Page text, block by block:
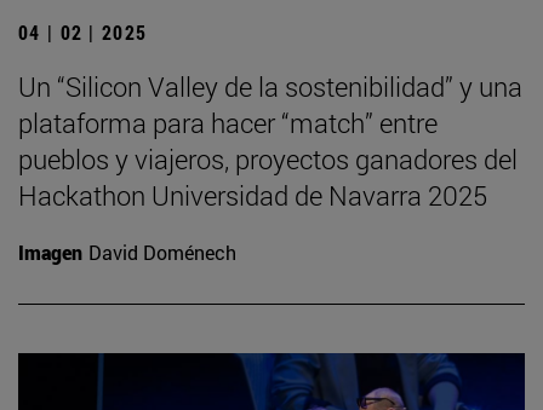
04 | 02 | 2025
Un “Silicon Valley de la sostenibilidad” y una
plataforma para hacer “match” entre
pueblos y viajeros, proyectos ganadores del
Hackathon Universidad de Navarra 2025
Imagen David Doménech